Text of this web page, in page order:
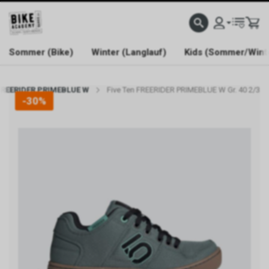
WELCOME TO BIKE ACADEMY
Sommer (Bike) Winter (Langlauf) Kids (Sommer/
PRIMEBLUE W Five Ten FREERIDER PRIMEBLUE W Gr. 40 2/3
-30%